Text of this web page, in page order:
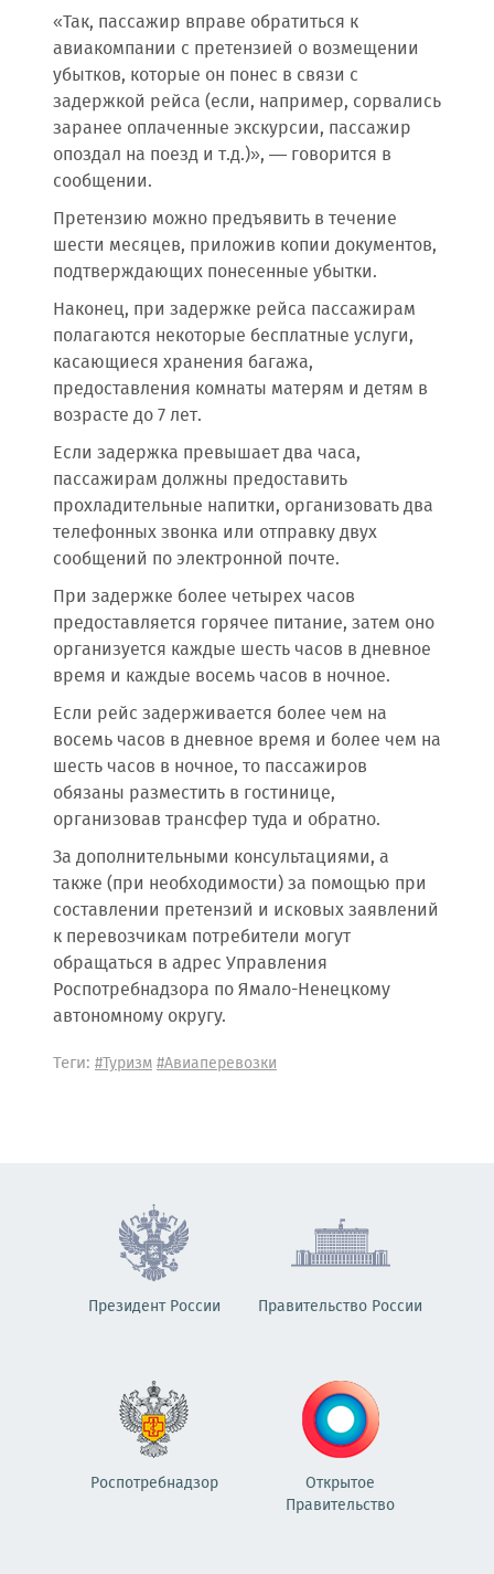
«Так, пассажир вправе обратиться к
авиакомпании с претензией о возмещении
убытков, которые он понес в связи с
задержкой рейса (если, например, сорвались
заранее оплаченные экскурсии, пассажир
опоздал на поезд и т.д.)», — говорится в
сообщении.
Претензию можно предъявить в течение
шести месяцев, приложив копии документов,
подтверждающих понесенные убытки.
Наконец, при задержке рейса пассажирам
полагаются некоторые бесплатные услуги,
касающиеся хранения багажа,
предоставления комнаты матерям и детям в
возрасте до 7 лет.
Если задержка превышает два часа,
пассажирам должны предоставить
прохладительные напитки, организовать два
телефонных звонка или отправку двух
сообщений по электронной почте.
При задержке более четырех часов
предоставляется горячее питание, затем оно
организуется каждые шесть часов в дневное
время и каждые восемь часов в ночное.
Если рейс задерживается более чем на
восемь часов в дневное время и более чем на
шесть часов в ночное, то пассажиров
обязаны разместить в гостинице,
организовав трансфер туда и обратно.
За дополнительными консультациями, а
также (при необходимости) за помощью при
составлении претензий и исковых заявлений
к перевозчикам потребители могут
обращаться в адрес Управления
Роспотребнадзора по Ямало-Ненецкому
автономному округу.
Теги: #Туризм#Авиаперевозки
Президент России Правительство России
Роспотребнадзор
Открытое
Правительство